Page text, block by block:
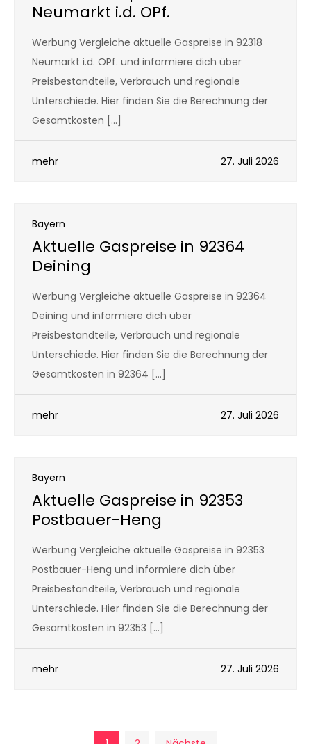
Neumarkt i.d. OPf.
Werbung Vergleiche aktuelle Gaspreise in 92318
Neumarkt i.d. OPf. und informiere dich über
Preisbestandteile, Verbrauch und regionale
Unterschiede. Hier finden Sie die Berechnung der
Gesamtkosten […]
mehr 27. Juli 2026
Bayern
Aktuelle Gaspreise in 92364
Deining
Werbung Vergleiche aktuelle Gaspreise in 92364
Deining und informiere dich über
Preisbestandteile, Verbrauch und regionale
Unterschiede. Hier finden Sie die Berechnung der
Gesamtkosten in 92364 […]
mehr 27. Juli 2026
Bayern
Aktuelle Gaspreise in 92353
Postbauer-Heng
Werbung Vergleiche aktuelle Gaspreise in 92353
Postbauer-Heng und informiere dich über
Preisbestandteile, Verbrauch und regionale
Unterschiede. Hier finden Sie die Berechnung der
Gesamtkosten in 92353 […]
mehr 27. Juli 2026